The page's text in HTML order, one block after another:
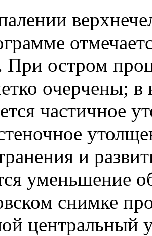
При остром
очерчены; в
частичное
и
уменьшение
снимке
центральный